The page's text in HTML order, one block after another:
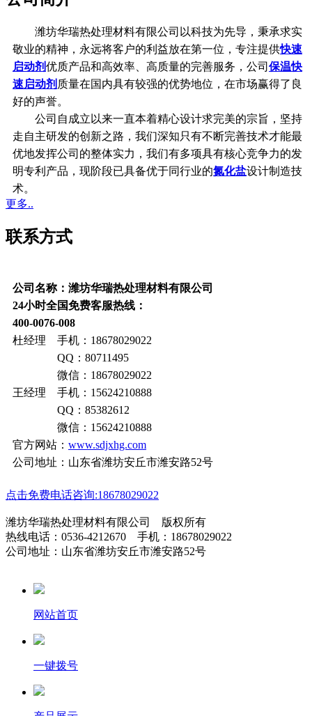
潍坊华瑞热处理材料有限公司以科技为先导，秉承求实
敬业的精神，永远将客户的利益放在第一位，专注提供快速
启动剂优质产品和高效率、高质量的完善服务，公司 保温快
速启动剂 质量在国内具有较强的优势地位，在市场赢得了良
好的声誉。
公司自成立以来一直本着精心设计求完美的宗旨，坚持
走自主研发的创新之路，我们深知只有不断完善技术才能最
优地发挥公司的整体实力，我们有多项具有核心竞争力的发
明专利产品，现阶段已具备优于同行业的氮化盐设计制造技
术。
更多..
联系方式
公司名称：潍坊华瑞热处理材料有限公司
24小时全国免费客服热线：
400-0076-008
杜经理 手机：18678029022
QQ：80711495
微信：18678029022
王经理 手机：15624210888
QQ：85382612
微信：15624210888
官方网站： www.sdjxhg.com
公司地址：山东省潍坊安丘市潍安路52号
点击免费电话咨询:18678029022
潍坊华瑞热处理材料有限公司 版权所有
热线电话：0536-4212670 手机：18678029022
公司地址：山东省潍坊安丘市潍安路52号
网站首页
一键拨号